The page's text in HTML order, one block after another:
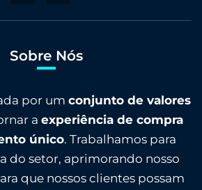
Sobre Nós
por um conjunto de valores
a experiência de compra
único. Trabalhamos para
do setor, aprimorando nosso
que nossos clientes possam